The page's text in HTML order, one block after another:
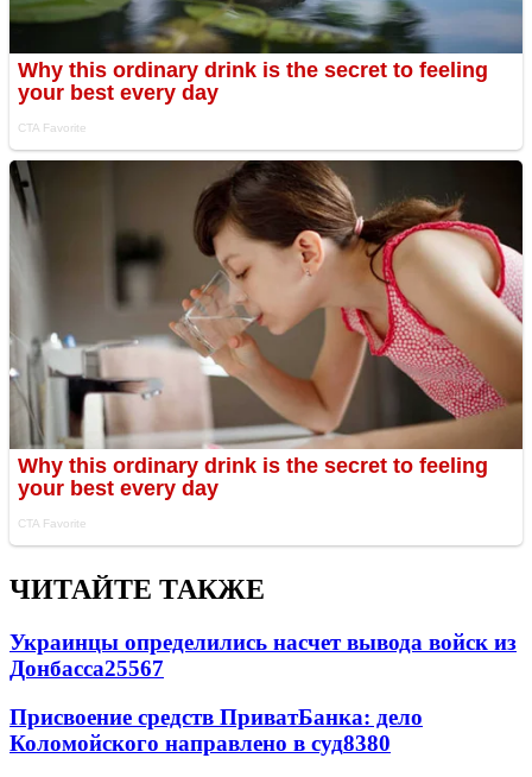
ЧИТАЙТЕ ТАКЖЕ
Украинцы определились насчет вывода войск из
Донбасса25567
Присвоение средств ПриватБанка: дело
Коломойского направлено в суд8380